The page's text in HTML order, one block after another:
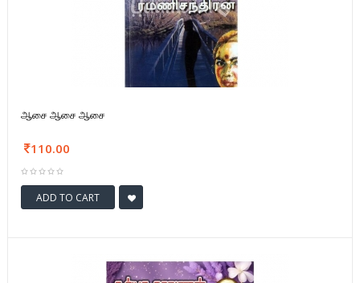
ஆசை ஆசை ஆசை
110.00
ADD TO CART